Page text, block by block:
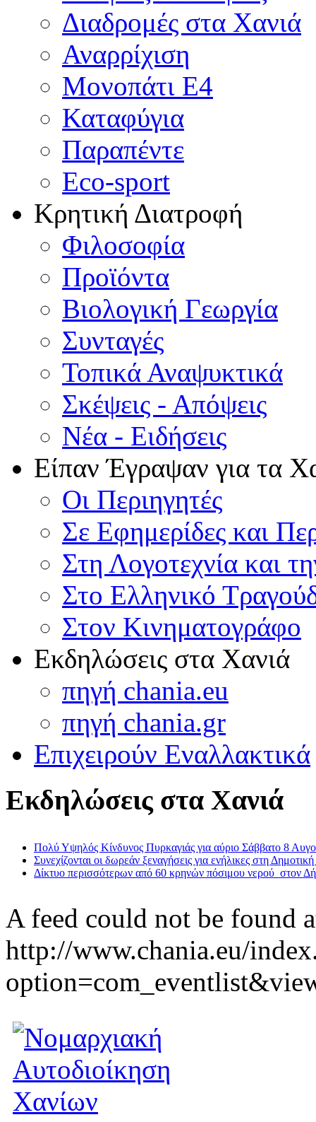
Διαδρομές στα Χανιά
Αναρρίχιση
Μονοπάτι Ε4
Καταφύγια
Παραπέντε
Eco-sport
Κρητική Διατροφή
Φιλοσοφία
Προϊόντα
Βιολογική Γεωργία
Συνταγές
Τοπικά Αναψυκτικά
Σκέψεις - Απόψεις
Νέα - Ειδήσεις
Είπαν Έγραψαν για τα
Οι Περιηγητές
Σε Εφημερίδες και
Στη Λογοτεχνία και
Στο Ελληνικό
Στον Κινηματογράφο
Εκδηλώσεις στα Χανιά
πηγή chania.eu
πηγή chania.gr
Επιχειρούν Εναλλακτικά
Εκδηλώσεις στα Χανιά
Πολύ Υψηλός Κίνδυνος Πυρκαγιάς για αύριο Σάββατο 8
Συνεχίζονται οι δωρεάν ξεναγήσεις για ενήλικες στη
Δίκτυο περισσότερων από 60 κρηνών πόσιμου νερού στον
A feed could not be found
http://www.chania.eu/